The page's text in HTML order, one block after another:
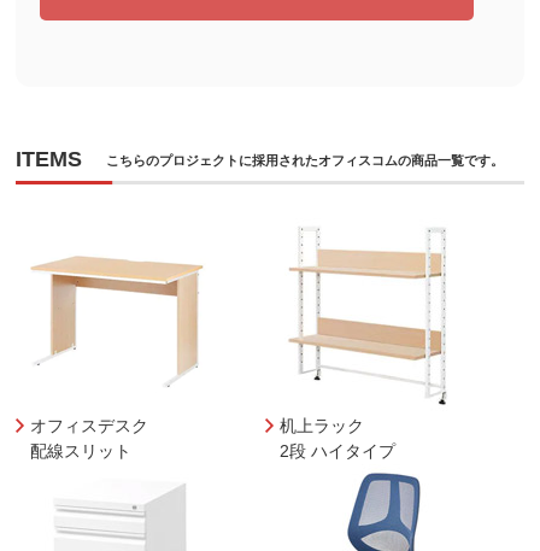
ITEMS こちらのプロジェクトに採用されたオフィスコムの商品一覧です。
オフィスデスク
配線スリット
机上ラック
2段 ハイタイプ